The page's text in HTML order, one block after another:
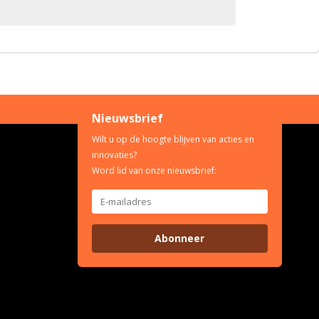
Nieuwsbrief
Wilt u op de hoogte blijven van acties en
innovaties?
Word lid van onze nieuwsbrief:
Abonneer